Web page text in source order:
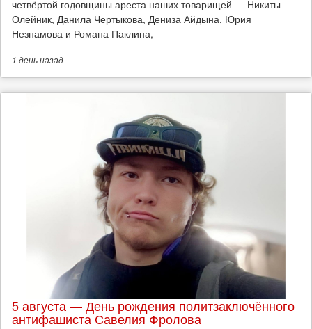
четвёртой годовщины ареста наших товарищей — Никиты
Олейник, Данила Чертыкова, Дениза Айдына, Юрия
Незнамова и Романа Паклина, -
1 деньназад
5 августа — День рождения политзаключённого
антифашиста Савелия Фролова